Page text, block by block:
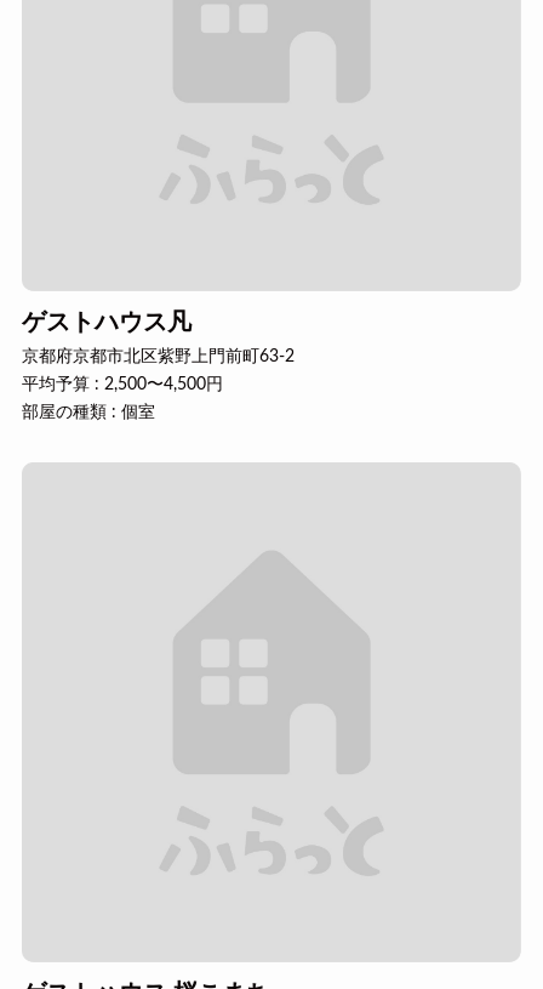
ゲストハウス凡
京都府京都市北区紫野上門前町63-2
平均予算 : 2,500〜4,500円
部屋の種類 : 個室